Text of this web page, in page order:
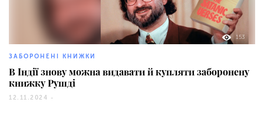
153
ЗАБОРОНЕНІ КНИЖКИ
В Індії знову можна видавати й купляти заборонену
книжку Рушді
12.11.2024 -